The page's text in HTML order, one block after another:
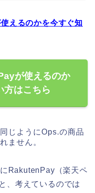
えるのかを今すぐ知
が使えるのか
方はこちら
じようにOps.の商品
ません。
RakutenPay（楽天ペ
、考えているのでは